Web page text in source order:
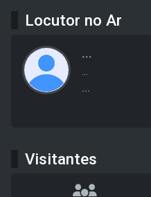
Locutor no Ar
...
...
...
Visitantes